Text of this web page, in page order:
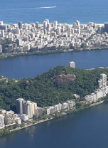
из
много